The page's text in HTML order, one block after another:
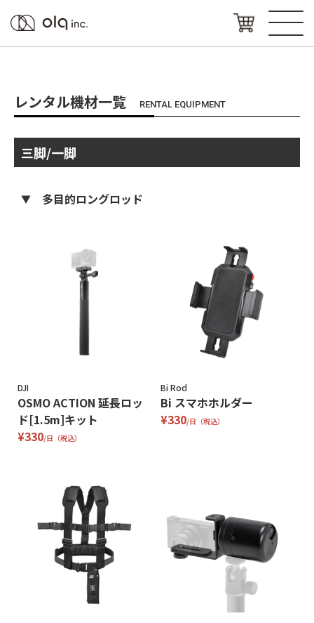
レンタル機材一覧 RENTAL EQUIPMENT
三脚/一脚
多目的ロングロッド
DJI
OSMO ACTION 延長ロッ
ド[1.5m]キット
¥330/日（税込）
Bi Rod
Bi スマホホルダー
¥330/日（税込）